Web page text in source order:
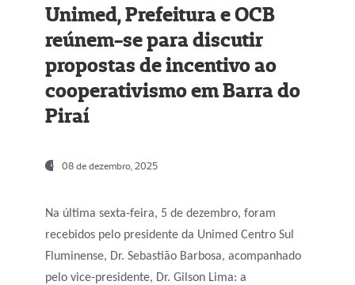
Unimed, Prefeitura e OCB
reúnem-se para discutir
propostas de incentivo ao
cooperativismo em Barra do
Piraí
08 de dezembro, 2025
Na última sexta-feira, 5 de dezembro, foram
recebidos pelo presidente da Unimed Centro Sul
Fluminense, Dr. Sebastião Barbosa, acompanhado
pelo vice-presidente, Dr. Gilson Lima: a